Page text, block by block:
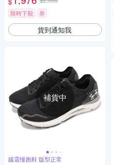
0
限時下殺
券
貨到通知我
補貨中
緩震慢跑鞋 版型正常